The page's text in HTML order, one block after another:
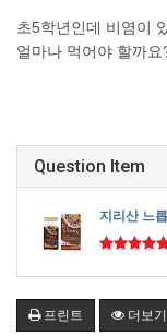
초5학년인데 비염이
얼마나 먹어야 할까요
Question Item
지리산 느
프린트 더보기